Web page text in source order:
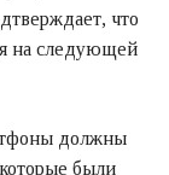
что
на следующей
должны
были